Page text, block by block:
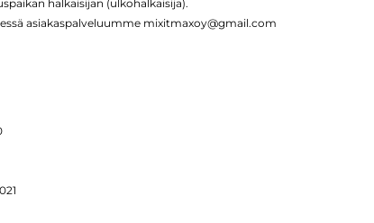
halkaisijan (ulkohalkaisija).
asiakaspalveluumme mixitmaxoy@gmail.com